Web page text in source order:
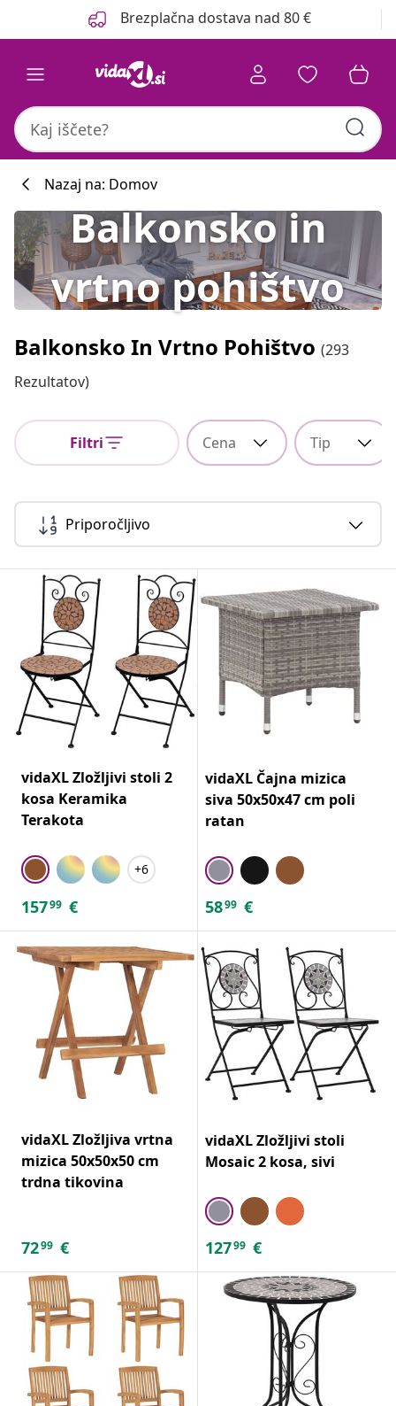
Brezplačna dostava nad 80 €
Nazaj na: Domov
Balkonsko in
vrtno pohištvo
Balkonsko In Vrtno Pohištvo (293
Rezultatov)
Filtri Cena Tip
Priporočljivo
vidaXL Zložljivi stoli 2
kosa Keramika
Terakota
+6
15799 €
vidaXL Čajna mizica
siva 50x50x47 cm poli
ratan
5899 €
vidaXL Zložljiva vrtna
mizica 50x50x50 cm
trdna tikovina
7299 €
vidaXL Zložljivi stoli
Mosaic 2 kosa, sivi
12799 €